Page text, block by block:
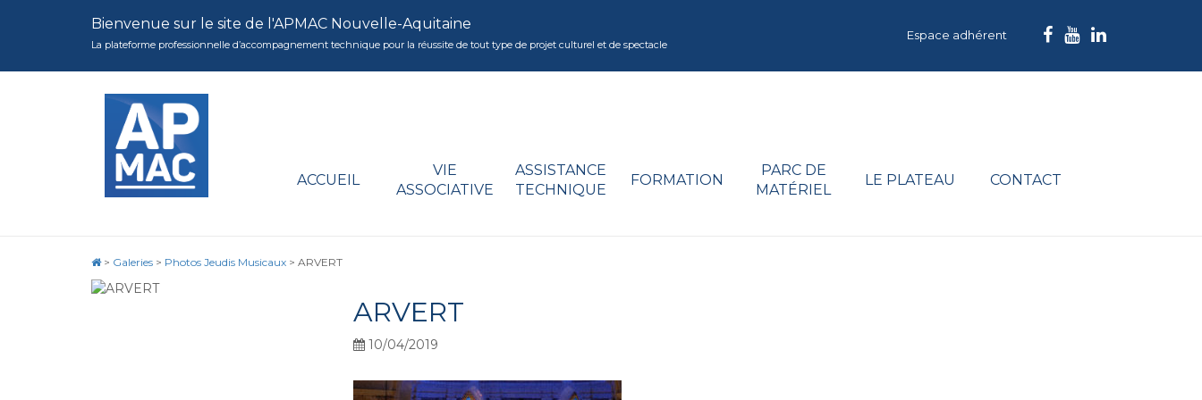
Bienvenue sur le site de l'APMAC Nouvelle-Aquitaine
La plateforme professionnelle d’accompagnement technique pour la réussite de tout type de projet culturel et de spectacle
Espace adhérent
ACCUEIL
VIE
ASSOCIATIVE
ASSISTANCE
TECHNIQUE
FORMATION
PARC DE
MATÉRIEL
LE PLATEAU CONTACT
> Galeries > Photos Jeudis Musicaux > ARVERT
ARVERT
10/04/2019